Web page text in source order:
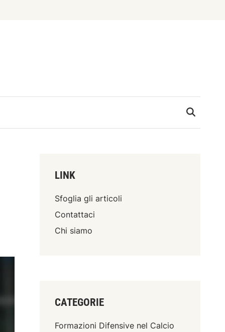
LINK
Sfoglia gli articoli
Contattaci
Chi siamo
CATEGORIE
Formazioni Difensive nel Calcio